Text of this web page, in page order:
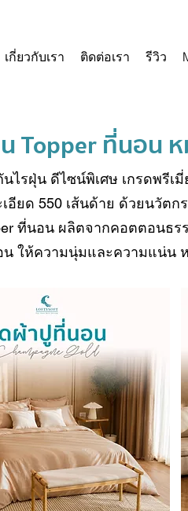
เกี่ยวกับเรา ติดต่อเรา รีวิว
Topper ที่นอน
ไรฝุ่น ดีไซน์พิเศษ เกรดพรีเ
ยด 550 เส้นด้าย ด้วยนวัตก
ที่นอนผลิตจากคอตตอนธร
ให้ความนุ่มและความแน่น